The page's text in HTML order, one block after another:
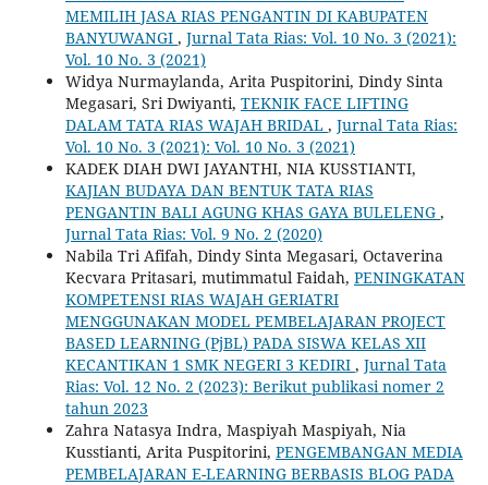
MEMILIH JASA RIAS PENGANTIN DI KABUPATEN
BANYUWANGI , Jurnal Tata Rias: Vol. 10 No. 3 (2021):
Vol. 10 No. 3 (2021)
Widya Nurmaylanda, Arita Puspitorini, Dindy Sinta
Megasari, Sri Dwiyanti, TEKNIK FACE LIFTING
DALAM TATA RIAS WAJAH BRIDAL , Jurnal Tata Rias:
Vol. 10 No. 3 (2021): Vol. 10 No. 3 (2021)
KADEK DIAH DWI JAYANTHI, NIA KUSSTIANTI,
KAJIAN BUDAYA DAN BENTUK TATA RIAS
PENGANTIN BALI AGUNG KHAS GAYA BULELENG ,
Jurnal Tata Rias: Vol. 9 No. 2 (2020)
Nabila Tri Afifah, Dindy Sinta Megasari, Octaverina
Kecvara Pritasari, mutimmatul Faidah, PENINGKATAN
KOMPETENSI RIAS WAJAH GERIATRI
MENGGUNAKAN MODEL PEMBELAJARAN PROJECT
BASED LEARNING (PjBL) PADA SISWA KELAS XII
KECANTIKAN 1 SMK NEGERI 3 KEDIRI , Jurnal Tata
Rias: Vol. 12 No. 2 (2023): Berikut publikasi nomer 2
tahun 2023
Zahra Natasya Indra, Maspiyah Maspiyah, Nia
Kusstianti, Arita Puspitorini, PENGEMBANGAN MEDIA
PEMBELAJARAN E-LEARNING BERBASIS BLOG PADA